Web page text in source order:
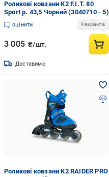
Роликові ковзани K2 F.I.T. 80
Sport р. 43,5 Чорний (3040710 - 5)
оцінити 9 варіантів
3 005 ₴/шт.
Доставимо
Роликові ковзани K2 RAIDER PRO